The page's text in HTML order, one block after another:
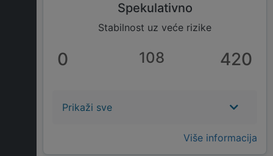
Spekulativno
Stabilnost uz veće rizike
0 108 420
Prikaži sve
Više informacija